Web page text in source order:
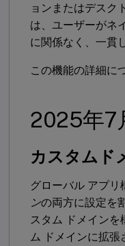
ョンまたはデスク
は、ユーザーがネ
に関係なく、一貫
この機能の詳細に
2025年7
カスタムド
グローバル アプリ
ンの両方に設定を
スタム ドメイン
ム ドメインに拡張